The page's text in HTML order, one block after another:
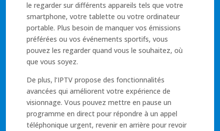
le regarder sur différents appareils tels que votre
smartphone, votre tablette ou votre ordinateur
portable. Plus besoin de manquer vos émissions
préférées ou vos événements sportifs, vous
pouvez les regarder quand vous le souhaitez, où
que vous soyez.
De plus, l’IPTV propose des fonctionnalités
avancées qui améliorent votre expérience de
visionnage. Vous pouvez mettre en pause un
programme en direct pour répondre à un appel
téléphonique urgent, revenir en arrière pour revoir